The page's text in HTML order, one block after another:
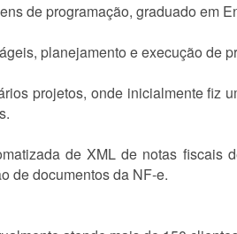
de programação, graduado em
planejamento e execução de
projetos, onde inicialmente fiz
de XML de notas fiscais
de documentos da NF-e.